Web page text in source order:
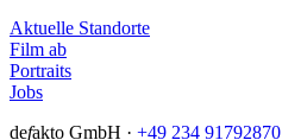
Aktuelle Standorte
Film ab
Portraits
Jobs
defakto GmbH · +49 234 91792870